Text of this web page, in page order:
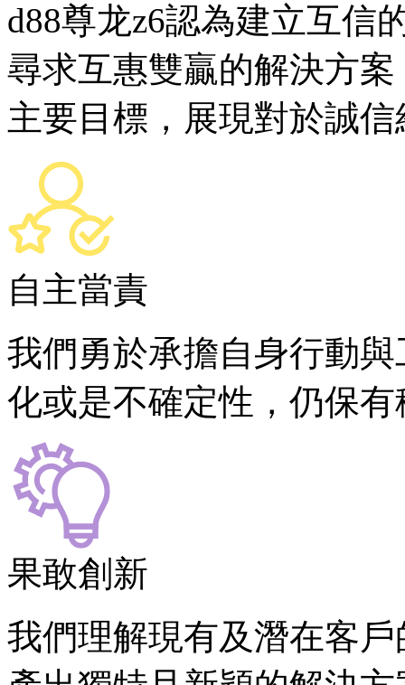
d88尊龙z6認為建立互信
尋求互惠雙贏的解決方
主要目標，展現對於誠
自主當責
我們勇於承擔自身行動
化或是不確定性，仍保
果敢創新
我們理解現有及潛在客